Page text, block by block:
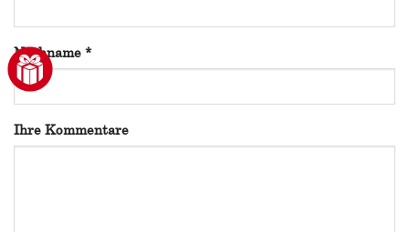
Nachname *erforderlich
Page URI *erforderlich
Ihre Kommentare